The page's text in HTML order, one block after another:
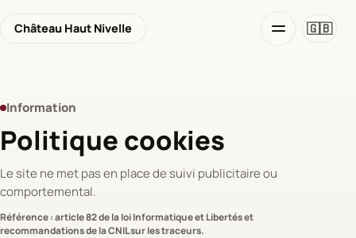
Château Haut Nivelle 🇬🇧
Information
Politique cookies
Le site ne met pas en place de suivi publicitaire ou
comportemental.
Référence : article 82 de la loi Informatique et Libertés et
recommandations de la CNIL sur les traceurs.